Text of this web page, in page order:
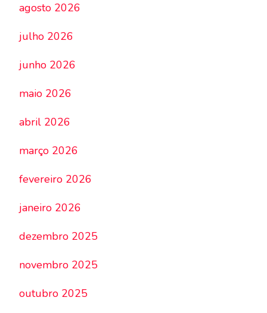
agosto 2026
julho 2026
junho 2026
maio 2026
abril 2026
março 2026
fevereiro 2026
janeiro 2026
dezembro 2025
novembro 2025
outubro 2025